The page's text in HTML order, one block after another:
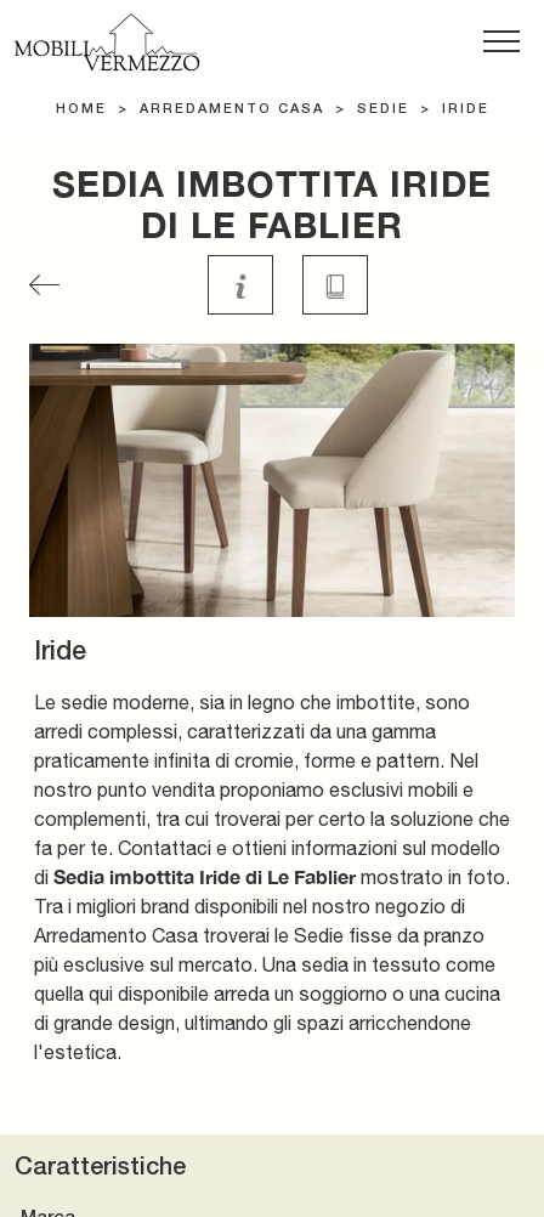
HOME > ARREDAMENTO CASA > SEDIE > IRIDE
SEDIA IMBOTTITA IRIDE
DI LE FABLIER
Iride
Le sedie moderne, sia in legno che imbottite, sono
arredi complessi, caratterizzati da una gamma
praticamente infinita di cromie, forme e pattern. Nel
nostro punto vendita proponiamo esclusivi mobili e
complementi, tra cui troverai per certo la soluzione che
fa per te. Contattaci e ottieni informazioni sul modello
di Sedia imbottita Iride di Le Fabliermostrato in foto.
Tra i migliori brand disponibili nel nostro negozio di
Arredamento Casa troverai le Sedie fisse da pranzo
più esclusive sul mercato. Una sedia in tessuto come
quella qui disponibile arreda un soggiorno o una cucina
di grande design, ultimando gli spazi arricchendone
l'estetica.
Caratteristiche